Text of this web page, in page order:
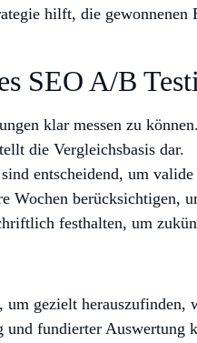
hilft, die
SEO A/B
klar messen zu
die Vergleichsbasis dar.
entscheidend, um
Wochen berücksichtigen,
festhalten, um
gezielt herauszufinden,
fundierter